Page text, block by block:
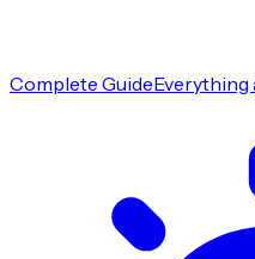
Complete GuideEverything